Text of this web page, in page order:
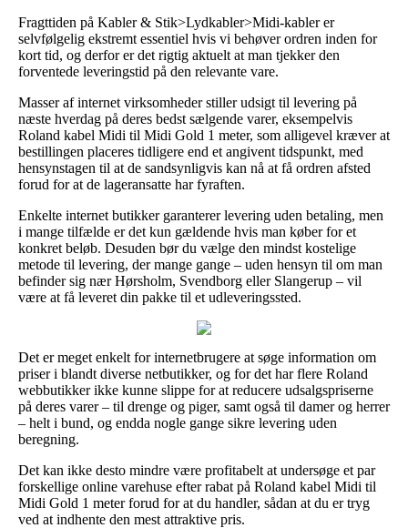
Fragttiden på Kabler & Stik>Lydkabler>Midi-kabler er
selvfølgelig ekstremt essentiel hvis vi behøver ordren inden for
kort tid, og derfor er det rigtig aktuelt at man tjekker den
forventede leveringstid på den relevante vare.
Masser af internet virksomheder stiller udsigt til levering på
næste hverdag på deres bedst sælgende varer, eksempelvis
Roland kabel Midi til Midi Gold 1 meter, som alligevel kræver at
bestillingen placeres tidligere end et angivent tidspunkt, med
hensynstagen til at de sandsynligvis kan nå at få ordren afsted
forud for at de lageransatte har fyraften.
Enkelte internet butikker garanterer levering uden betaling, men
i mange tilfælde er det kun gældende hvis man køber for et
konkret beløb. Desuden bør du vælge den mindst kostelige
metode til levering, der mange gange – uden hensyn til om man
befinder sig nær Hørsholm, Svendborg eller Slangerup – vil
være at få leveret din pakke til et udleveringssted.
Det er meget enkelt for internetbrugere at søge information om
priser i blandt diverse netbutikker, og for det har flere Roland
webbutikker ikke kunne slippe for at reducere udsalgspriserne
på deres varer – til drenge og piger, samt også til damer og herrer
– helt i bund, og endda nogle gange sikre levering uden
beregning.
Det kan ikke desto mindre være profitabelt at undersøge et par
forskellige online varehuse efter rabat på Roland kabel Midi til
Midi Gold 1 meter forud for at du handler, sådan at du er tryg
ved at indhente den mest attraktive pris.